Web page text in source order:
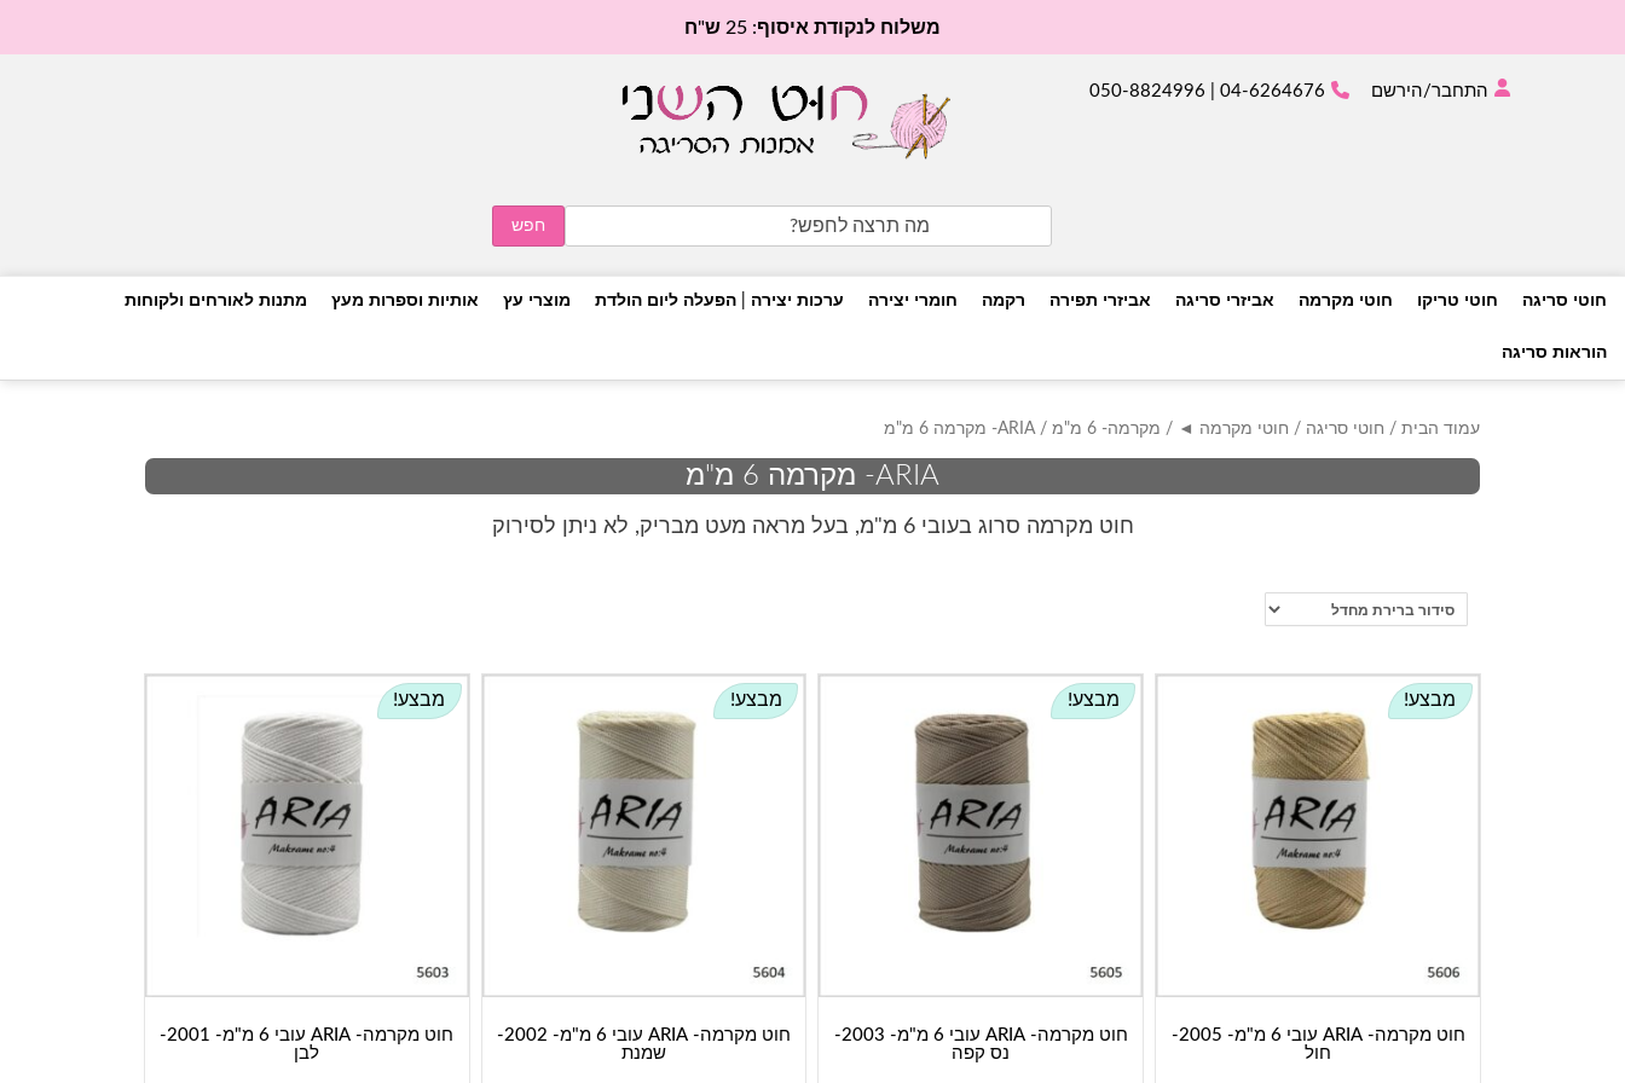
משלוח לנקודת איסוף: 25 ש"ח
for:
התחבר/הירשם 04-6264676 | 050-8824996
חוטי סריגה חוטי טריקו חוטי מקרמה אביזרי סריגה אביזרי תפירה רקמה חומרי יצירה ערכות יצירה | הפעלה ליום הולדת מוצרי עץ אותיות וספרות מעץ מתנות לאורחים ולקוחות
הוראות סריגה
עמוד הבית / חוטי סריגה / חוטי מקרמה ◄ / מקרמה- 6 מ"מ / ARIA- מקרמה 6 מ"מ
ARIA- מקרמה 6 מ"מ
חוט מקרמה סרוג בעובי 6 מ"מ, בעל מראה מעט מבריק, לא ניתן לסירוק
מבצע!
חוט מקרמה- ARIA עובי 6 מ"מ- 2001-
לבן
מבצע!
חוט מקרמה- ARIA עובי 6 מ"מ- 2002-
שמנת
מבצע!
חוט מקרמה- ARIA עובי 6 מ"מ- 2003-
נס קפה
מבצע!
חוט מקרמה- ARIA עובי 6 מ"מ- 2005-
חול